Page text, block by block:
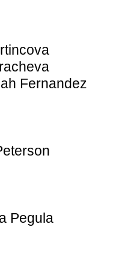
Fernandez
Pegula